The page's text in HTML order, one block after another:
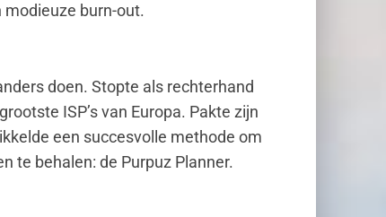
burn-out.
doen. Stopte als rechterhand
ISP’s van Europa. Pakte zijn
een succesvolle methode om
te behalen: de Purpuz Planner.